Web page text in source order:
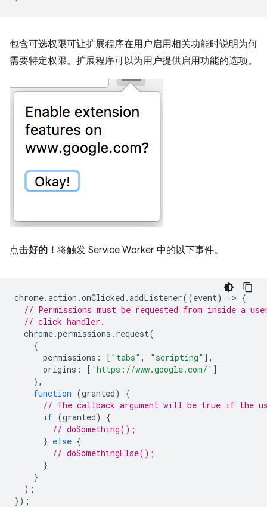
包含可选权限可让扩展程序在用户启用相关功能时说明为何
需要特定权限。扩展程序可以为用户提供启用功能的选项。
点击好的！ 将触发 Service Worker 中的以下事件。
chrome.action .onClicked .addListener((event) => {
// Permissions must be requested from inside a
// click handler.
chrome.permissions . request(
{
permissions : [ "tabs" , "scripting" ],
origins : [ 'https://www.google.com/' ]
},
function (granted)
{
// The callback argument will be true if the
if (granted)
{
// doSomething();
} else {
// doSomethingElse();
}
}
);
});